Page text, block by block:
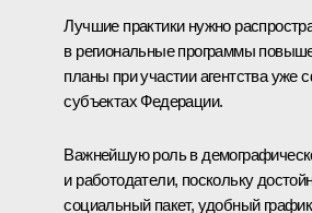
Лучшие практики нужно
в региональные программы
планы при участии агентства уже
субъектах Федерации.
Важнейшую роль в
и работодатели, поскольку
социальный пакет, удобный